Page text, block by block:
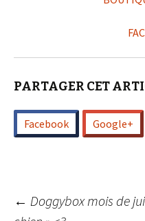
PARTAGER CET
Facebook Google+
← Doggybox mois de